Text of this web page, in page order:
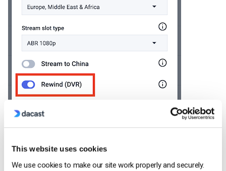
This website uses cookies
We use cookies to make our site work properly and securely.
3. Cliquez sur Créer une fois que vous avez terminé.